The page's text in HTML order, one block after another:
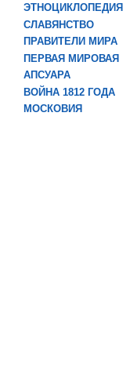
ЭТНОЦИКЛОПЕДИЯ
СЛАВЯНСТВО
ПРАВИТЕЛИ МИРА
ПЕРВАЯ МИРОВАЯ
АПСУАРА
ВОЙНА 1812 ГОДА
МОСКОВИЯ